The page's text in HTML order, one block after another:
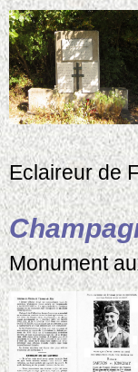
Eclaireur de
Monument